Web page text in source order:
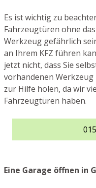
Es ist wichtig zu
Fahrzeugtüren ohne
Werkzeug gefährlich
an Ihrem KFZ führen
jetzt nicht, dass Sie
vorhandenen Werkzeug
zur Hilfe holen, da wir
Fahrzeugtüren haben.
Eine Garage öffnen in